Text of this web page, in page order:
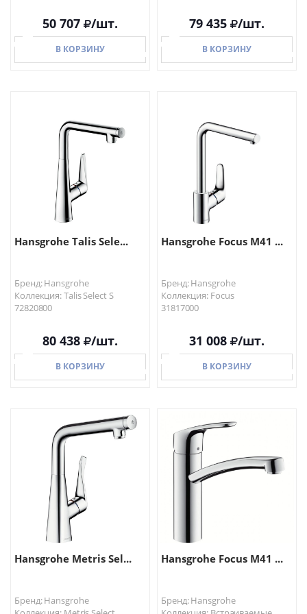
50 707 /шт.
В КОРЗИНУ
В КОРЗИНУ
79 435 /шт.
В КОРЗИНУ
В КОРЗИНУ
Hansgrohe Talis Sele...
Бренд: Hansgrohe
Коллекция: Talis Select S
72820800
80 438 /шт.
В КОРЗИНУ
В КОРЗИНУ
Hansgrohe Focus M41 ...
Бренд: Hansgrohe
Коллекция: Focus
31817000
31 008 /шт.
В КОРЗИНУ
В КОРЗИНУ
Hansgrohe Metris Sel...
Бренд: Hansgrohe
Hansgrohe Focus M41 ...
Бренд: Hansgrohe